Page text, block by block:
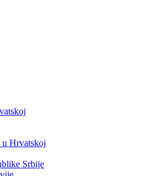
u Hrvatskoj
Srbije